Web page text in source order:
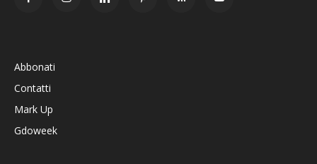
Abbonati
Contatti
Mark Up
Gdoweek